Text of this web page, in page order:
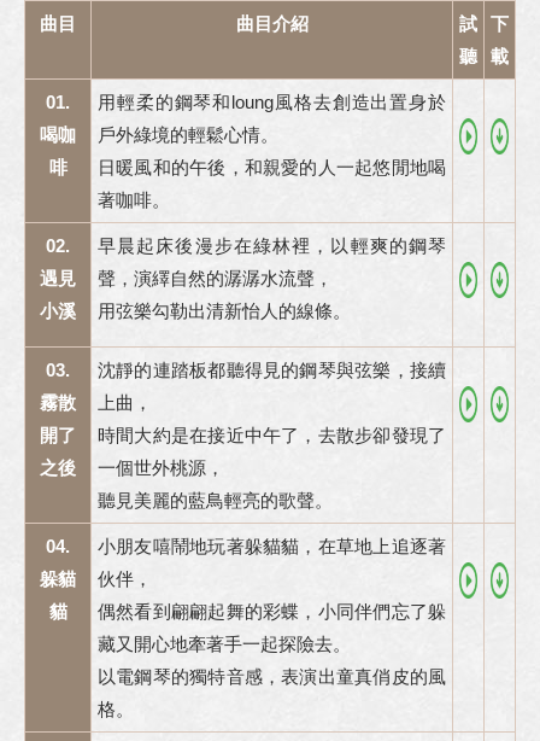
曲目 曲目介紹
試
聽
下
載
01.
喝咖
啡
用輕柔的鋼琴和loung風格去創造出置身於
戶外綠境的輕鬆心情。
日暖風和的午後，和親愛的人一起悠閒地喝
著咖啡。
02.
遇見
小溪
早晨起床後漫步在綠林裡，以輕爽的鋼琴
聲，演繹自然的潺潺水流聲，
用弦樂勾勒出清新怡人的線條。
03.
霧散
開了
之後
沈靜的連踏板都聽得見的鋼琴與弦樂，接續
上曲，
時間大約是在接近中午了，去散步卻發現了
一個世外桃源，
聽見美麗的藍鳥輕亮的歌聲。
04.
躲貓
貓
小朋友嘻鬧地玩著躲貓貓，在草地上追逐著
伙伴，
偶然看到翩翩起舞的彩蝶，小同伴們忘了躲
藏又開心地牽著手一起探險去。
以電鋼琴的獨特音感，表演出童真俏皮的風
格。